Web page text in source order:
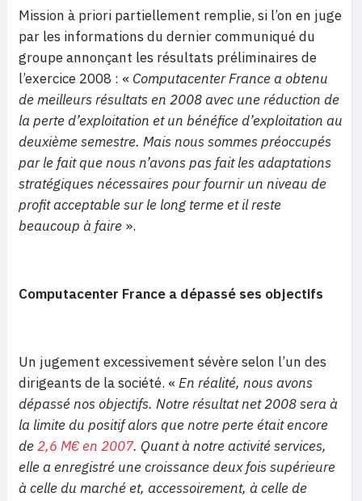
Mission à priori partiellement remplie, si l’on en juge
par les informations du dernier communiqué du
groupe annonçant les résultats préliminaires de
l’exercice 2008 : « Computacenter France a obtenu
de meilleurs résultats en 2008 avec une réduction de
la perte d’exploitation et un bénéfice d’exploitation au
deuxième semestre. Mais nous sommes préoccupés
par le fait que nous n’avons pas fait les adaptations
stratégiques nécessaires pour fournir un niveau de
profit acceptable sur le long terme et il reste
beaucoup à faire ».
Computacenter France a dépassé ses objectifs
Un jugement excessivement sévère selon l’un des
dirigeants de la société. « En réalité, nous avons
dépassé nos objectifs. Notre résultat net 2008 sera à
la limite du positif alors que notre perte était encore
de2,6 M€ en 2007. Quant à notre activité services,
elle a enregistré une croissance deux fois supérieure
à celle du marché et, accessoirement, à celle de